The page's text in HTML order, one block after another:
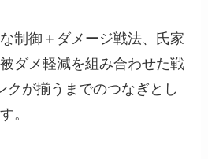
制御＋ダメージ戦法、氏家
ダメ軽減を組み合わせた戦
クが揃うまでのつなぎとし
。